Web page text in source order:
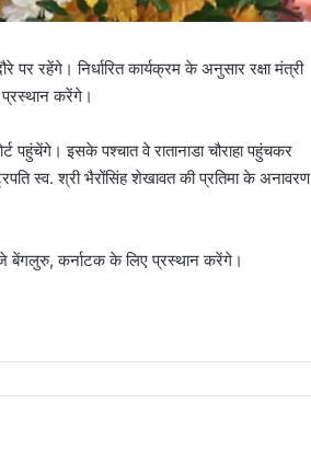
पर रहेंगे। निर्धारित कार्यक्रम के अनुसार रक्षा मंत्री
प्रस्थान करेंगे।
पहुंचेंगे। इसके पश्चात वे रातानाडा चौराहा पहुंचकर
स्व. श्री भैरोंसिंह शेखावत की प्रतिमा के अनावरण
बेंगलुरु, कर्नाटक के लिए प्रस्थान करेंगे।